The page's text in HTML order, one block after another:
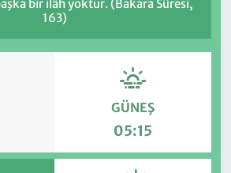
bir ilâh yoktur. (Bakara Sûresi,
163)
GÜNEŞ
05:15